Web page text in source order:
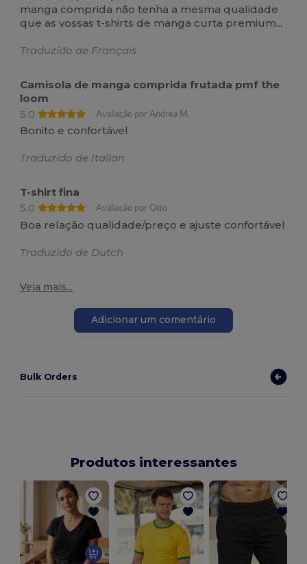
manga comprida não tenha a mesma qualidade
que as vossas t-shirts de manga curta premium...
Traduzido de Français
Camisola de manga comprida frutada pmf the
loom
5.0
Avaliação por Andrea M.
Bonito e confortável
Traduzido de Italian
T-shirt fina
5.0
Avaliação por Otto
Boa relação qualidade/preço e ajuste confortável
Traduzido de Dutch
Veja mais...
Adicionar um comentário
Bulk Orders
Produtos interessantes